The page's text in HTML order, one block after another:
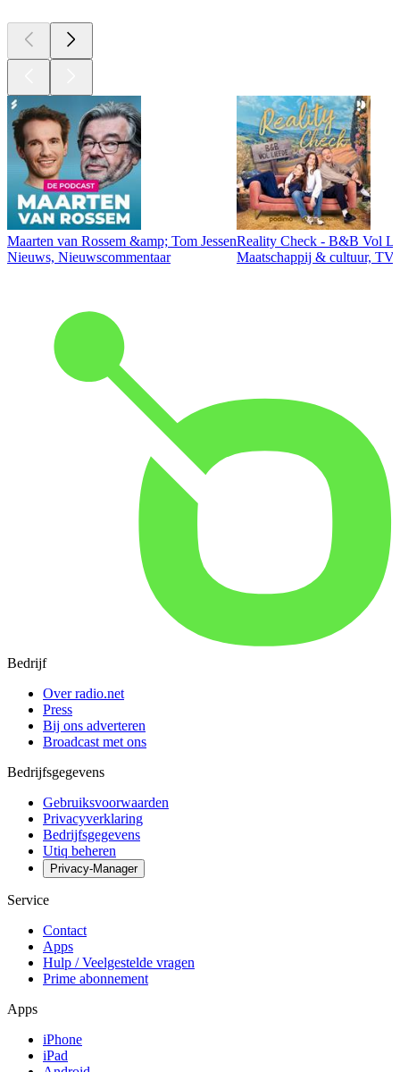
Maarten van Rossem &amp; Tom Jessen
Nieuws, Nieuwscommentaar
Reality Check - B&B Vol
Maatschappij & cultuur,
Bedrijf
Over radio.net
Press
Bij ons adverteren
Broadcast met ons
Bedrijfsgegevens
Gebruiksvoorwaarden
Privacyverklaring
Bedrijfsgegevens
Utiq beheren
Privacy-Manager
Service
Contact
Apps
Hulp / Veelgestelde vragen
Prime abonnement
Apps
iPhone
iPad